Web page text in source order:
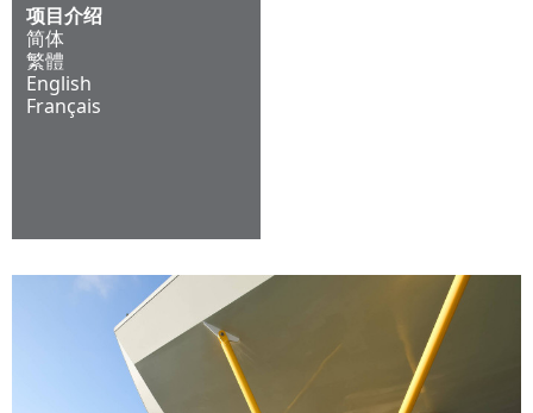
项目介绍
简体
繁體
English
Français